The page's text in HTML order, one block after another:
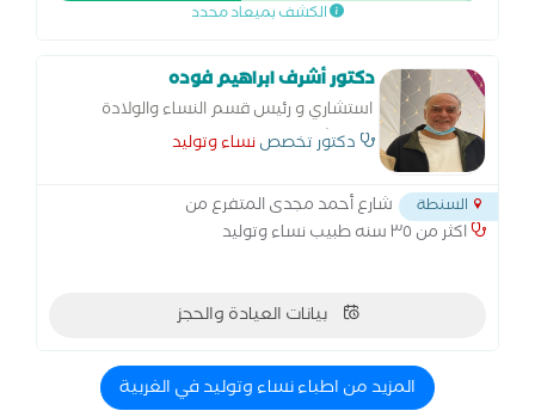
الكشف بميعاد محدد
دكتور أشرف ابراهيم فوده
استشاري و رئيس قسم النساء والولادة
بمستشفي السنطة
دكتور تخصصنساء وتوليد
السنطة
شارع أحمد مجدى المتفرع من
اكثر من ٣٥ سنه طبيب نساء وتوليد
بيانات العيادة والحجز
المزيد من اطباء نساء وتوليد في الغربية